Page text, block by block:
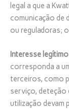
legal a que a
comunicação de
ou reguladoras;
Interesse
corresponda a
terceiros, como
serviço, deteção
utilização devam